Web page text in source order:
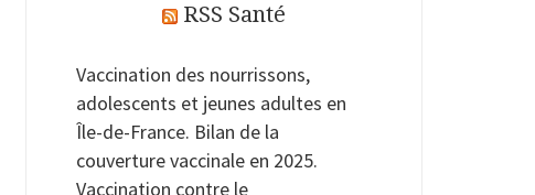
RSS Santé
Vaccination des nourrissons,
adolescents et jeunes adultes en
Île-de-France. Bilan de la
couverture vaccinale en 2025.
Vaccination contre le